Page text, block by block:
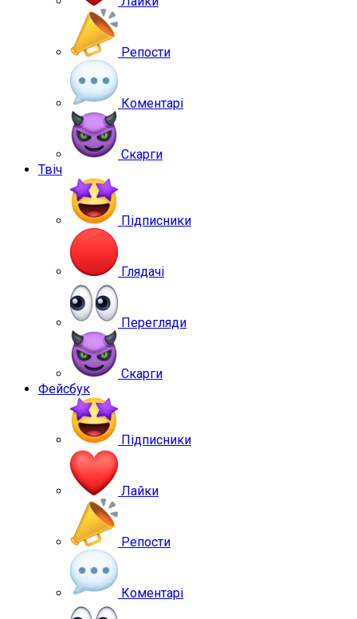
Репости
Коментарі
Скарги
Твіч
Підписники
Глядачі
Перегляди
Скарги
Фейсбук
Підписники
Лайки
Репости
Коментарі